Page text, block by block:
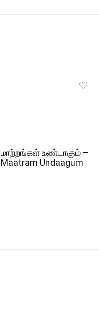
மாற்றங்கள் உண்டாகும் –
Maatram Undaagum